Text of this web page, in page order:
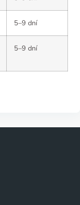
5–9 dní
5–9 dní